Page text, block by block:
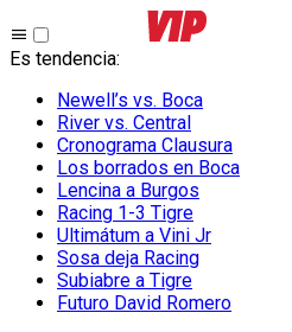
Es tendencia:
Newell’s vs. Boca
River vs. Central
Cronograma Clausura
Los borrados en Boca
Lencina a Burgos
Racing 1-3 Tigre
Ultimátum a Vini Jr
Sosa deja Racing
Subiabre a Tigre
Futuro David Romero